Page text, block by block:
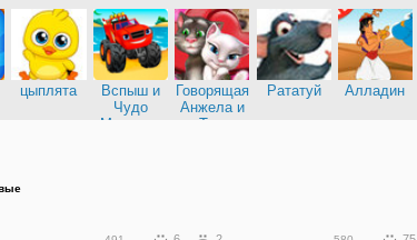
цыплята
Вспыш и
Чудо
Машинки
Говорящая
Анжела и
Том
Рататуй Алладин